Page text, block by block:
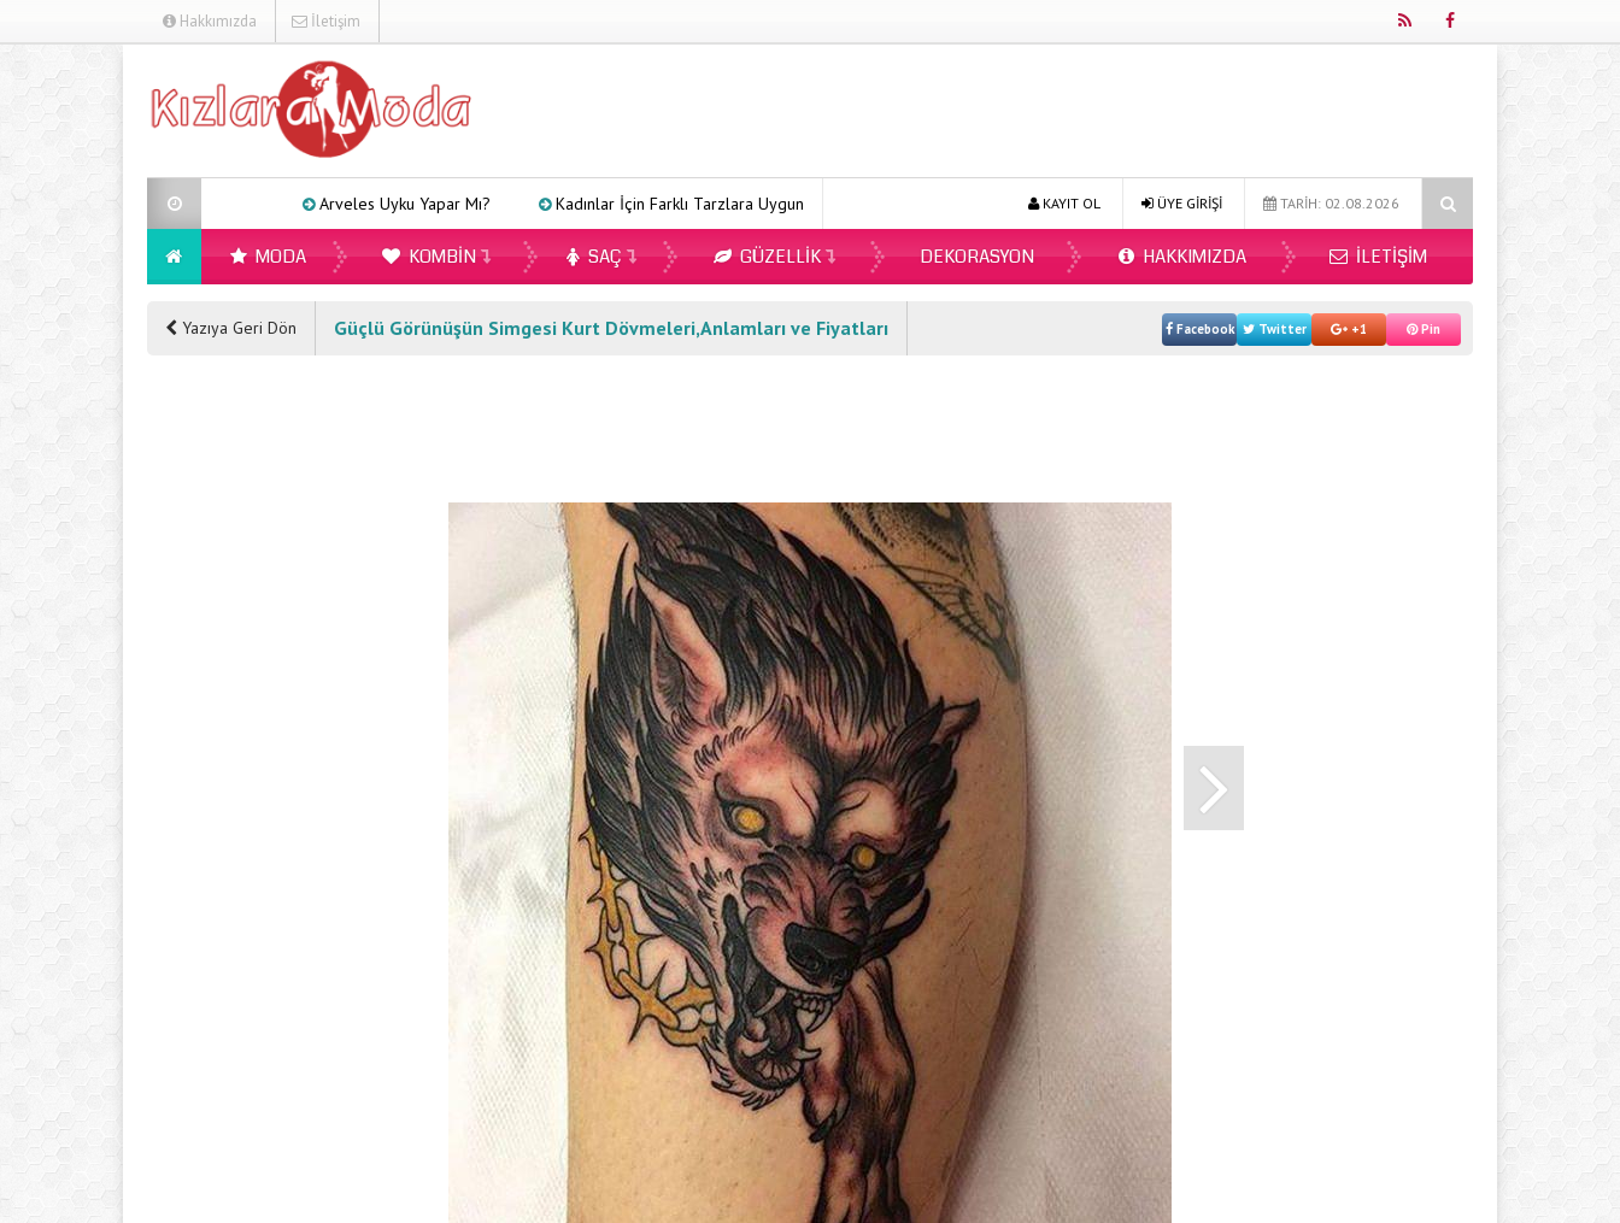
Hakkımızda İletişim
Arveles Uyku Yapar Mı? Kadınlar İçin Farklı Tarzlara Uygun Gömlek Modelleri Ecopirin Reçetesiz Alınır Mı 2026? Online Diyetisyen ile Sağlıklı Beslenmenin Yeni
TARİH: 02.08.2026
ÜYE GİRİŞİ
KAYIT OL
MODA KOMBIN SAÇ GÜZELLIK DEKORASYON HAKKIMIZDA İLETIŞIM
Yazıya Geri Dön Güçlü Görünüşün Simgesi Kurt Dövmeleri,Anlamları ve Fiyatları Facebook Twitter +1 Pin